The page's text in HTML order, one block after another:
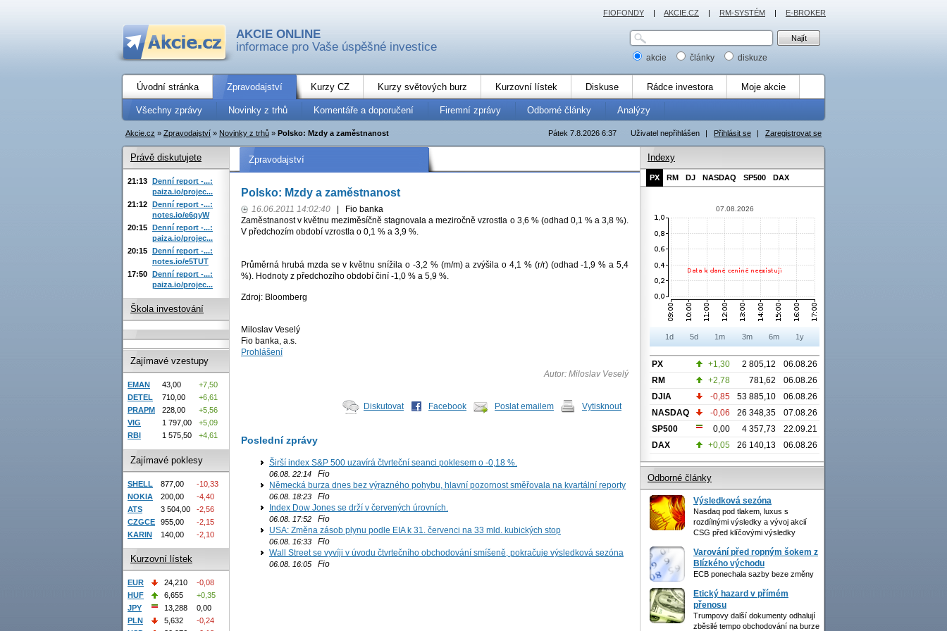
AKCIE ONLINE
informace pro Vaše úspěšné investice
akcie články diskuze
Úvodní stránka Zpravodajství Kurzy CZ Kurzy světových burz Kurzovní lístek Diskuse Rádce investora Moje akcie
Všechny zprávy Novinky z trhů Komentáře a doporučení Firemní zprávy Odborné články Analýzy
Uživatel nepřihlášen | Přihlásit se | Zaregistrovat se
Pátek 7.8.2026 6:37
Akcie.cz » Zpravodajství » Novinky z trhů » Polsko: Mzdy a zaměstnanost
Zpravodajství
Polsko: Mzdy a zaměstnanost
16.06.2011 14:02:40
Fio banka
Zaměstnanost v květnu meziměsíčně stagnovala a meziročně vzrostla o 3,6 % (odhad 0,1 % a 3,8 %).
V předchozím období vzrostla o 0,1 % a 3,9 %.
Průměrná hrubá mzda se v květnu snížila o -3,2 % (m/m) a zvýšila o 4,1 % (r/r) (odhad -1,9 % a 5,4
%). Hodnoty z předchozího období činí -1,0 % a 5,9 %.
Zdroj: Bloomberg
Miloslav Veselý
Fio banka, a.s.
Prohlášení
Autor: Miloslav Veselý
Diskutovat Facebook Poslat emailem Vytisknout
Poslední zprávy
Širší index S&P 500 uzavírá čtvrteční seanci poklesem o -0,18 %.
06.08. 22:14 Fio
Německá burza dnes bez výrazného pohybu, hlavní pozornost směřovala na kvartální reporty
06.08. 18:23 Fio
Index Dow Jones se drží v červených úrovních.
06.08. 17:52 Fio
USA: Změna zásob plynu podle EIA k 31. červenci na 33 mld. kubických stop
06.08. 16:33 Fio
Wall Street se vyvíji v úvodu čtvrtečního obchodování smíšeně, pokračuje výsledková sezóna
06.08. 16:05 Fio
Právě diskutujete
21:13 Denní report -...:
paiza.io/projec...
21:12 Denní report -...:
notes.io/e6qyW
20:15 Denní report -...:
paiza.io/projec...
20:15 Denní report -...:
notes.io/e5TUT
17:50 Denní report -...:
paiza.io/projec...
Škola investování
Zajímavé vzestupy
EMAN 43,00
+7,50
DETEL
710,00
+6,61
PRAPM
228,00
+5,56
VIG
1 797,00
+5,09
RBI
1 575,50 +4,61
Zajímavé poklesy
SHELL 877,00
-10,33
NOKIA
200,00
-4,40
ATS
3 504,00
-2,56
CZGCE
955,00
-2,15
KARIN
140,00 -2,10
Kurzovní lístek
EUR 24,210
-0,08
HUF
6,655
+0,35
JPY
13,288
0,00
PLN
5,632
-0,24
Indexy
PX RM DJ NASDAQ SP500 DAX
07.08.2026
1d 5d 1m 3m 6m 1y
PX +1,30 2 805,12
06.08.26
RM
+2,78 781,62
06.08.26
DJIA
-0,85 53 885,10
06.08.26
NASDAQ
-0,06 26 348,35
07.08.26
SP500
0,00 4 357,73
22.09.21
DAX
+0,05 26 140,13 06.08.26
Odborné články
Výsledková sezóna
Nasdaq pod tlakem, luxus s
rozdílnými výsledky a vývoj akcií
CSG před klíčovými výsledky
Varování před ropným šokem z
Blízkého východu
ECB ponechala sazby beze změny
Etický hazard v přímém
přenosu
Trumpovy další dokumenty odhalují
zběsilé tempo obchodování na burze
FIOFONDY | AKCIE.CZ | RM-SYSTÉM | E-BROKER